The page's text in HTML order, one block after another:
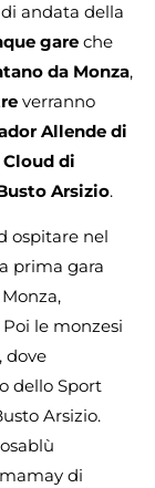
andata della
gare che
da Monza,
verranno
Allende di
di
Arsizio.
ospitare nel
prima gara
le monzesi
dove
dello Sport
Arsizio.
di